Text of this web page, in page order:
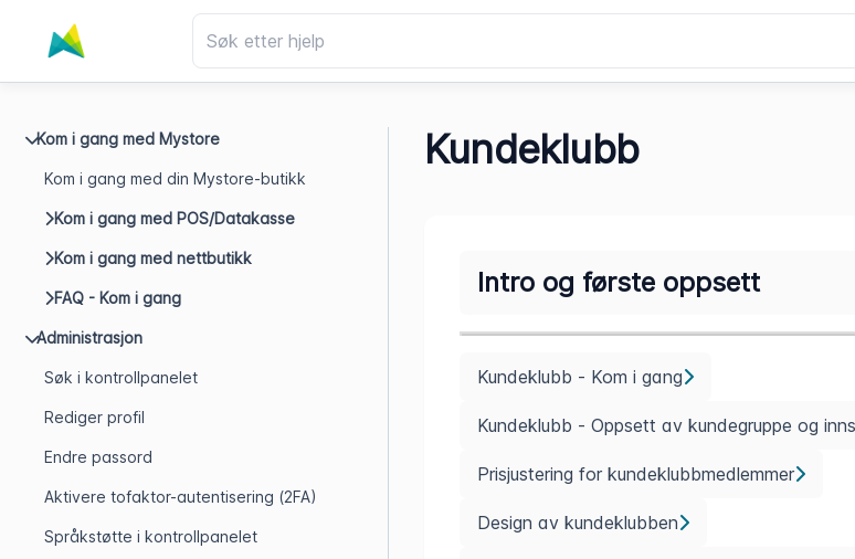
Kom i gang med Mystore
Kom i gang med din Mystore-butikk
Kom i gang med POS/Datakasse
Kom i gang med nettbutikk
FAQ - Kom i gang
Administrasjon
Søk i kontrollpanelet
Rediger profil
Endre passord
Aktivere tofaktor-autentisering (2FA)
Språkstøtte i kontrollpanelet
Kundeklubb
Intro og første oppsett
Kundeklubb - Kom i gang
Kundeklubb - Oppsett av kundegruppe og
Prisjustering for kundeklubbmedlemmer
Design av kundeklubben